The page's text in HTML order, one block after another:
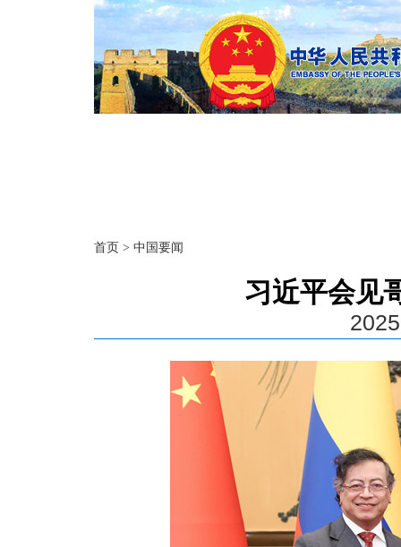
首页 > 中国要闻
习近平会见